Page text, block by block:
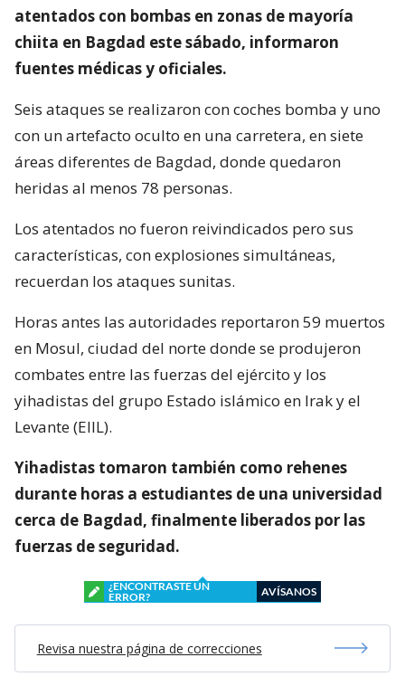
atentados con bombas en zonas de mayoría
chiita en Bagdad este sábado, informaron
fuentes médicas y oficiales.
Seis ataques se realizaron con coches bomba y uno
con un artefacto oculto en una carretera, en siete
áreas diferentes de Bagdad, donde quedaron
heridas al menos 78 personas.
Los atentados no fueron reivindicados pero sus
características, con explosiones simultáneas,
recuerdan los ataques sunitas.
Horas antes las autoridades reportaron 59 muertos
en Mosul, ciudad del norte donde se produjeron
combates entre las fuerzas del ejército y los
yihadistas del grupo Estado islámico en Irak y el
Levante (EIIL).
Yihadistas tomaron también como rehenes
durante horas a estudiantes de una universidad
cerca de Bagdad, finalmente liberados por las
fuerzas de seguridad.
¿ENCONTRASTE UN
ERROR?
AVÍSANOS
Revisa nuestra página de correcciones